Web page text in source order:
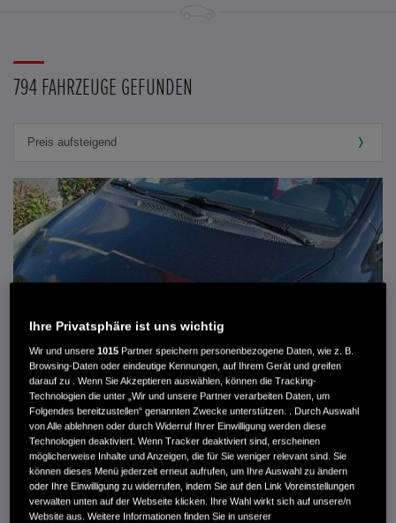
794 FAHRZEUGE GEFUNDEN
MWST. NICHT AUSWEISBAR
3.900 €
Ihre Privatsphäre ist uns wichtig
Wir und unsere1015 Partner speichern personenbezogene Daten, wie z. B.
Browsing-Daten oder eindeutige Kennungen, auf Ihrem Gerät und greifen
darauf zu . Wenn Sie Akzeptieren auswählen, können die Tracking-
Technologien die unter „Wir und unsere Partner verarbeiten Daten, um
Folgendes bereitzustellen“ genannten Zwecke unterstützen. . Durch Auswahl
von Alle ablehnen oder durch Widerruf Ihrer Einwilligung werden diese
Technologien deaktiviert. Wenn Tracker deaktiviert sind, erscheinen
möglicherweise Inhalte und Anzeigen, die für Sie weniger relevant sind. Sie
können dieses Menü jederzeit erneut aufrufen, um Ihre Auswahl zu ändern
oder Ihre Einwilligung zu widerrufen, indem Sie auf den Link Voreinstellungen
verwalten unten auf der Webseite klicken. Ihre Wahl wirkt sich auf unsere/n
Website aus. Weitere Informationen finden Sie in unserer